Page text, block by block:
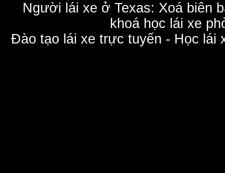
Người lái xe ở Texas: Xoá biên
khoá học lái xe
Đào tạo lái xe trực tuyến - Học